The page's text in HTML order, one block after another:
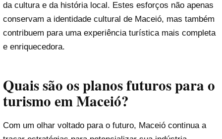
da cultura e da história local. Estes esforços não apenas
conservam a identidade cultural de Maceió, mas também
contribuem para uma experiência turística mais completa
e enriquecedora.
Quais são os planos futuros para o
turismo em Maceió?
Com um olhar voltado para o futuro, Maceió continua a